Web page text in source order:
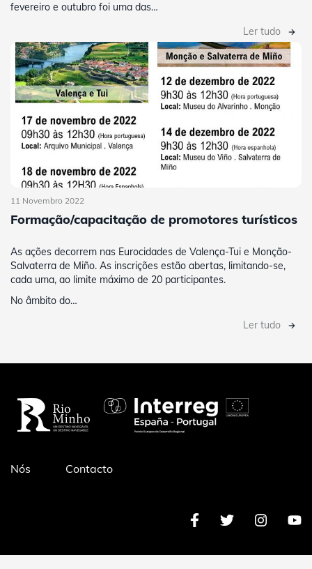
fevereiro e outubro foi uma das…
Ler tudo
11 Novembro 2022
Formação/capacitação de promotores turísticos
As ações decorrem nas Eurocidades de Valença-Tui e Monção-
Salvaterra de Miño. As inscrições estão abertas, limitando-se,
cada uma, ao limite máximo de 20 participantes.
No âmbito do…
Ler tudo
Pé
Nós Contacto